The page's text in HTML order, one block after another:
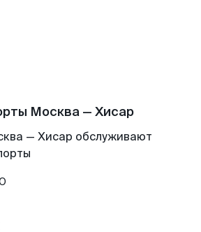
Москва — Хисар
— Хисар обслуживают